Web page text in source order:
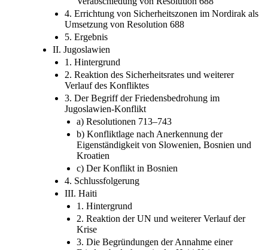
4. Errichtung von Sicherheitszonen im Nordirak als
Umsetzung von Resolution 688
5. Ergebnis
II. Jugoslawien
1. Hintergrund
2. Reaktion des Sicherheitsrates und weiterer
Verlauf des Konfliktes
3. Der Begriff der Friedensbedrohung im
Jugoslawien-Konflikt
a) Resolutionen 713–743
b) Konfliktlage nach Anerkennung der
Eigenständigkeit von Slowenien, Bosnien und
Kroatien
c) Der Konflikt in Bosnien
4. Schlussfolgerung
III. Haiti
1. Hintergrund
2. Reaktion der UN und weiterer Verlauf der
Krise
3. Die Begründungen der Annahme einer
Friedensbedrohung in der Haiti-Krise